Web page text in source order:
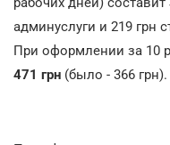
админуслуги и 219 грн
При оформлении за 10
471 грн (было - 366 грн).